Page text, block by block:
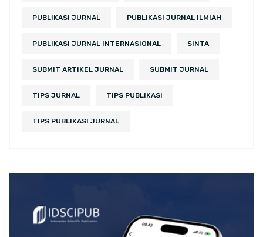
PUBLIKASI JURNAL PUBLIKASI JURNAL ILMIAH
PUBLIKASI JURNAL INTERNASIONAL SINTA
SUBMIT ARTIKEL JURNAL SUBMIT JURNAL
TIPS JURNAL TIPS PUBLIKASI
TIPS PUBLIKASI JURNAL